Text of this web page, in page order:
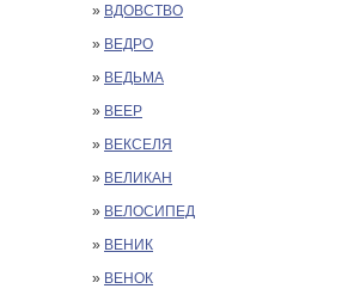
» ВДОВСТВО
» ВЕДРО
» ВЕДЬМА
» ВЕЕР
» ВЕКСЕЛЯ
» ВЕЛИКАН
» ВЕЛОСИПЕД
» ВЕНИК
» ВЕНОК